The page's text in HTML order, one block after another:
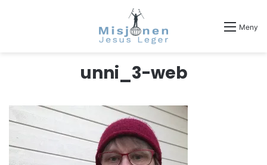
Meny
unni_3-web